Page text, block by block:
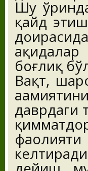
Шу
қайд
боғлиқ
Вақт,
даврдаги